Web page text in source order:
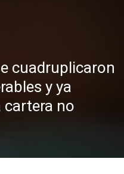
cuadruplicaron
y ya
cartera no